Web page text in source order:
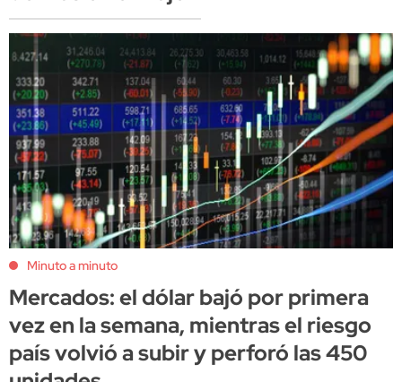
Minuto a minuto
Mercados: el dólar bajó por primera
vez en la semana, mientras el riesgo
país volvió a subir y perforó las 450